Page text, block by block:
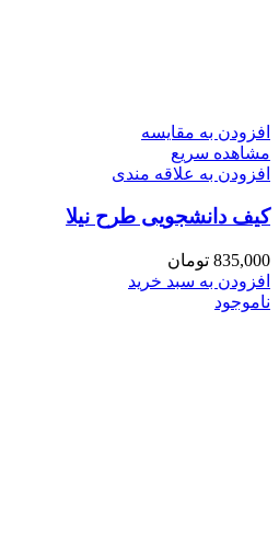
افزودن به مقایسه
مشاهده سریع
افزودن به علاقه مندی
کیف دانشجویی طرح نیلا
835,000 تومان
افزودن به سبد خرید
ناموجود